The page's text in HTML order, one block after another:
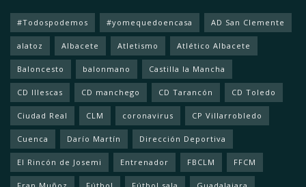
#Todospodemos #yomequedoencasa AD San Clemente
alatoz Albacete Atletismo Atlético Albacete
Baloncesto balonmano Castilla la Mancha
CD Illescas CD manchego CD Tarancón CD Toledo
Ciudad Real CLM coronavirus CP Villarrobledo
Cuenca Darío Martín Dirección Deportiva
El Rincón de Josemi Entrenador FBCLM FFCM